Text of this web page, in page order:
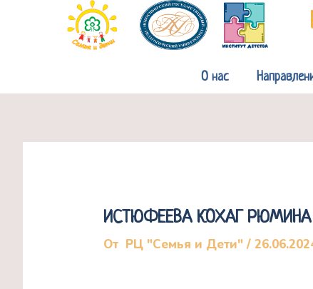
содержимому
О нас
ИСТЮФЕЕВА КОХАГ
От РЦ "Семья и Дети"/